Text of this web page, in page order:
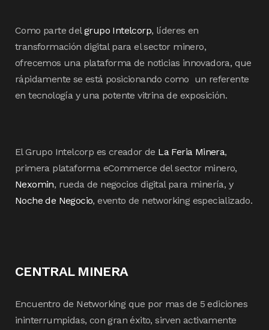
Como parte delgrupo Intelcorp, líderes en
transformación digital para el sector minero,
ofrecemos una plataforma de noticias innovadora, que
rápidamente se está posicionando como un referente
en tecnología y una potente vitrina de exposición.
El Grupo Intelcorp es creador de La Feria Minera,
primera plataforma eCommerce del sector minero,
Nexomin, rueda de negocios digital para minería, y
Noche de Negocio, evento de networking especializado.
CENTRAL MINERA
Encuentro de Networking que por mas de 5 ediciones
ininterrumpidas, con gran éxito, sirven activamente